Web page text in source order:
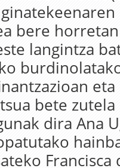
bere
langintza
bete
dira Ana
Francisca